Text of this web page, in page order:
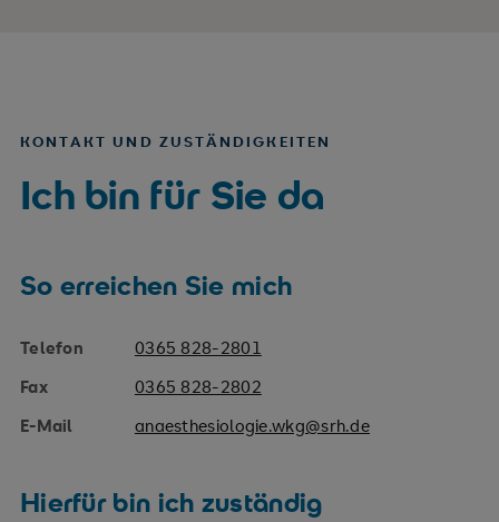
KONTAKT UND ZUSTÄNDIGKEITEN
Ich bin für Sie da
So erreichen Sie mich
Telefon
0365 828-2801
Fax
0365 828-2802
E-Mail
anaesthesiologie.wkg@srh.de
Hierfür bin ich zuständig